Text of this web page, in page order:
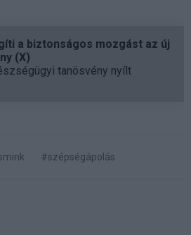
a biztonságos mozgást az új
(X)
tanösvény nyílt
#szépségápolás